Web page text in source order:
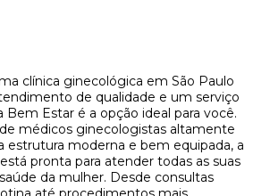
clínica ginecológica em São Paulo
de qualidade e um serviço
Bem Estar é a opção ideal para você.
médicos ginecologistas altamente
estrutura moderna e bem equipada, a
pronta para atender todas as suas
da mulher. Desde consultas